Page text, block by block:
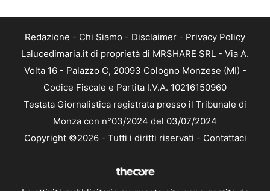
Redazione - Chi Siamo - Disclaimer - Privacy Policy
Lalucedimaria.it di proprietà di MRSHARE SRL - Via A.
Volta 16 - Palazzo C, 20093 Cologno Monzese (MI) -
Codice Fiscale e Partita I.V.A. 10216150960
Testata Giornalistica registrata presso il Tribunale di
Monza con n°03/2024 del 03/07/2024
Copyright ©2026 - Tutti i diritti riservati - Contattaci